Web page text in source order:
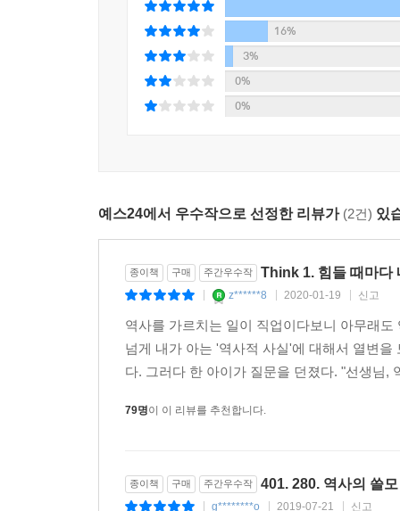
---「지금 나의 온도는 적정한가」중에서
역사는 흔한 오해와 달리 고리타분하거나 미련
데 도움이 되는 도구죠. 불확실성의 시대에서 우
까? 역사를 공부한 사람은 이 질문에 긍정적으로
구텐베르크가 개발한 대량 인쇄 기술과 세종
알아보고, 대제국 몽골에 항복하면서도 고려의
기술을 배우는 등 한국사와 세계사를 넘나들며
『역사의 쓸모』는 역사를 재미있게 풀어주는
나를 억압하는 것들로부터 자유로워지고
역사 앞에서 떳떳한 삶을 살기 위한 22가지 통찰
만약 당신에게 시간을 여행할 수 있는 특별한 능
선택은 언제나 두려운 일이기 때문이다. 시간을
속으로 시간 여행을 떠났다. 삶이라는 문제에 대
해설에서 도움을 얻듯, 우리보다 앞서 살았던 인
절망하는 대신 새로운 나라를 만들기 위해 판을
그리며 살다간 인물을 여럿 소개하며 ‘한 번뿐인
16%
3%
0%
0%
예스24에서 우수작으로 선정한 리뷰가 (2건) 있
종이책 구매 주간우수작 Think 1. 힘들 때마다
z******8 2020-01-19 신고
역사를 가르치는 일이 직업이다보니 아무래
넘게 내가 아는 '역사적 사실'에 대해서 열변
다. 그러다 한 아이가 질문을 던졌다. "선생님,
79명이 이 리뷰를 추천합니다.
종이책 구매 주간우수작 401. 280. 역사의 쓸모
g********o 2019-07-21 신고